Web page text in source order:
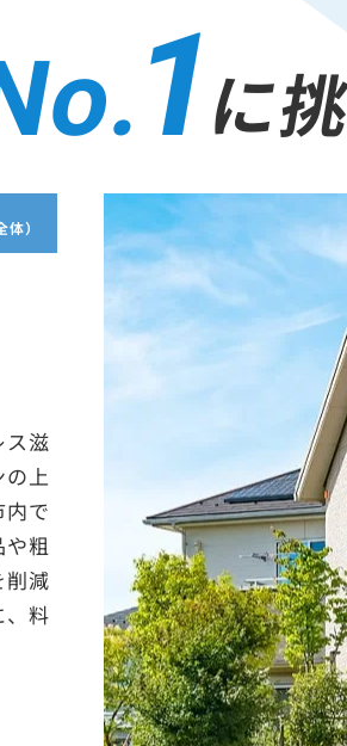
1に
体）
ス滋
の上
で
粗
削減
、料